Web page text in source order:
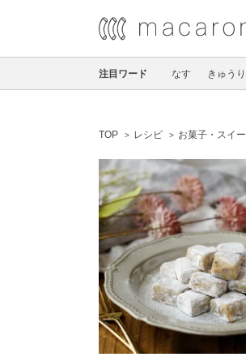
注目ワード なす きゅうり
TOP レシピ お菓子・スイ